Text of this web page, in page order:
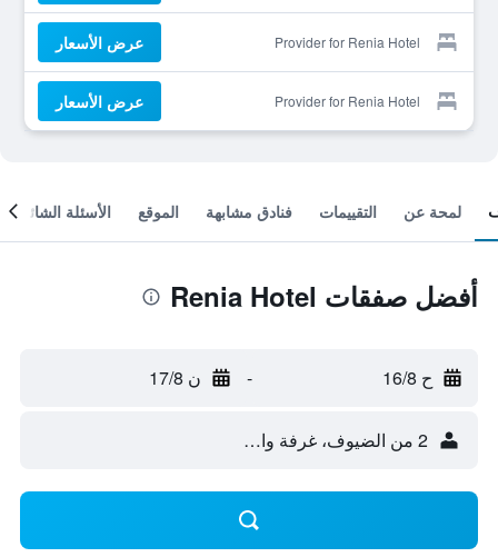
Provider for Renia Hotel عرض الأسعار
Provider for Renia Hotel عرض الأسعار
لمحة عن التقييمات فنادق مشابهة الموقع الأسئلة الشائعة
أفضل صفقات Renia Hotel
ح 16/8 - ن 17/8
2 من الضيوف، غرفة واحدة